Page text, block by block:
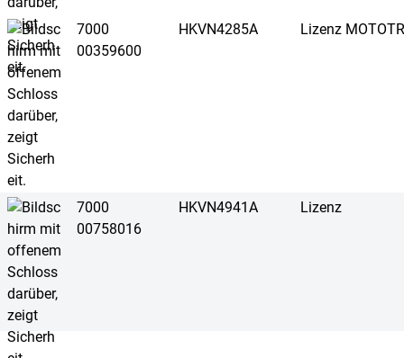
7000
00359600
HKVN4285A Lizenz
7000
00758016
HKVN4941A Lizenz